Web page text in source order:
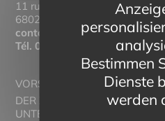
11 rue Mittlerweg,
68025 Colmar Cedex
contact@eltern-
Tél. 03 89 20 46 74
VORSTELLUNG
DER ZWEISPRACHIGE
UNTERRICHT
Bestimmen
Dienste
werden